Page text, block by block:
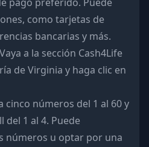
como tarjetas de
bancarias y más.
a la sección Cash4Life
de Virginia y haga clic en
cinco números del 1 al 60 y
del 1 al 4. Puede
números u optar por una